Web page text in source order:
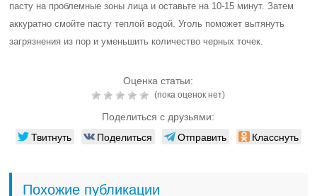
пасту на проблемные зоны лица и оставьте на 10-15 минут. Затем
аккуратно смойте пасту теплой водой. Уголь поможет вытянуть
загрязнения из пор и уменьшить количество черных точек.
Оценка статьи:
(пока оценок нет)
Поделиться с друзьями:
Твитнуть Поделиться Отправить Класснуть
Похожие публикации